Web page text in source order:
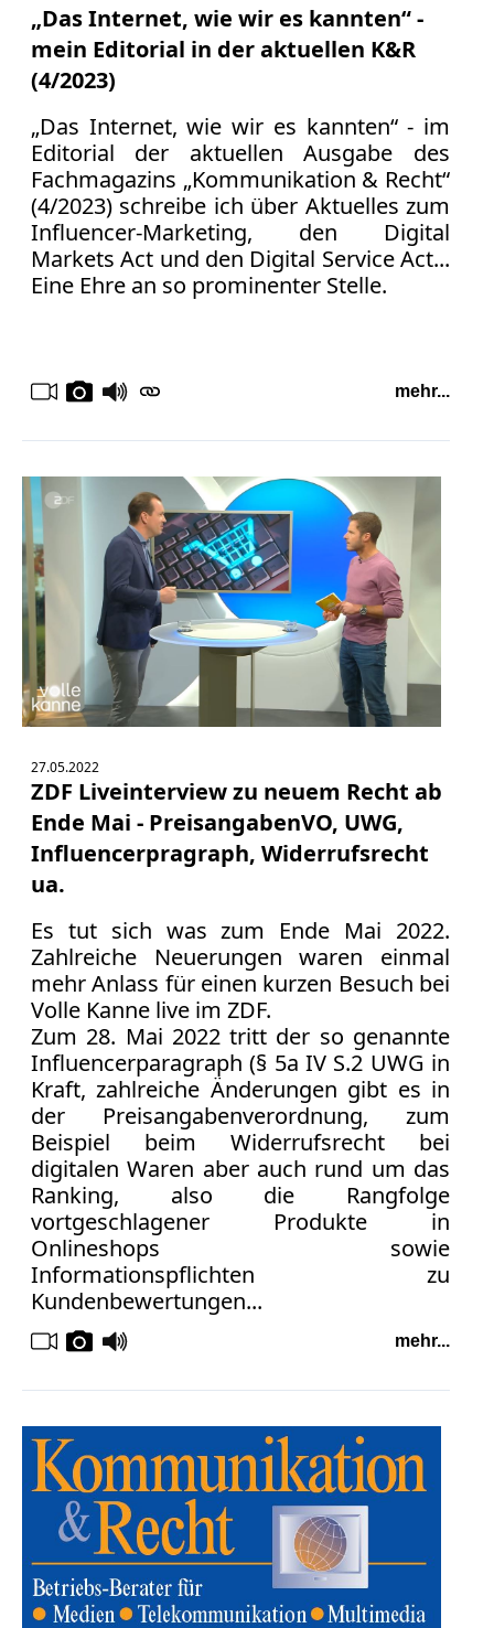
„Das Internet, wie wir es kannten“ -
mein Editorial in der aktuellen K&R
(4/2023)
„Das Internet, wie wir es kannten“ - im
Editorial der aktuellen Ausgabe des
Fachmagazins „Kommunikation & Recht“
(4/2023) schreibe ich über Aktuelles zum
Influencer-Marketing, den Digital
Markets Act und den Digital Service Act...
Eine Ehre an so prominenter Stelle.
mehr...
27.05.2022
ZDF Liveinterview zu neuem Recht ab
Ende Mai - PreisangabenVO, UWG,
Influencerpragraph, Widerrufsrecht
ua.
Es tut sich was zum Ende Mai 2022.
Zahlreiche Neuerungen waren einmal
mehr Anlass für einen kurzen Besuch bei
Volle Kanne live im ZDF.
Zum 28. Mai 2022 tritt der so genannte
Influencerparagraph (§ 5a IV S.2 UWG in
Kraft, zahlreiche Änderungen gibt es in
der Preisangabenverordnung, zum
Beispiel beim Widerrufsrecht bei
digitalen Waren aber auch rund um das
Ranking, also die Rangfolge
vortgeschlagener Produkte in
Onlineshops sowie
Informationspflichten zu
Kundenbewertungen...
mehr...